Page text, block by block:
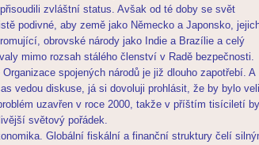
zvláštní status. Avšak od té doby se svět
podivné, aby země jako Německo a Japonsko,
obrovské národy jako Indie a Brazílie a celý
mimo rozsah stálého členství v Radě bezpečnosti.
spojených národů je již dlouho zapotřebí. A
vedou diskuse, já si dovoluji prohlásit, že by bylo
uzavřen v roce 2000, takže v příštím tisíciletí by
světový pořádek.
Globální fiskální a finanční struktury čelí